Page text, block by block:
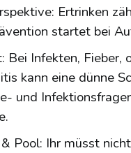
Ertrinken
startet bei
Bei Infekten,
kann eine dünne
und
Pool: Ihr müsst